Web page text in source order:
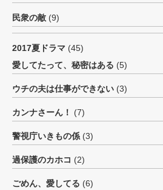
民衆の敵 (9)
2017夏ドラマ (45)
愛してたって、秘密はある (5)
ウチの夫は仕事ができない (3)
カンナさーん！ (7)
警視庁いきもの係 (3)
過保護のカホコ (2)
ごめん、愛してる (6)